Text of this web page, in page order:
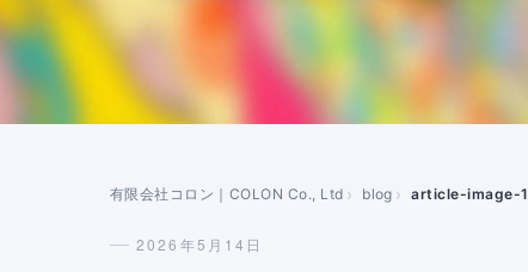
有限会社コロン｜COLON Co., Ltd blog article-image-1
2026年5月14日